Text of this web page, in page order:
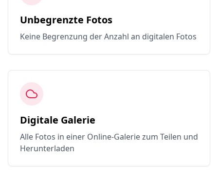
Unbegrenzte Fotos
Keine Begrenzung der Anzahl an digitalen Fotos
Digitale Galerie
Alle Fotos in einer Online-Galerie zum Teilen und
Herunterladen